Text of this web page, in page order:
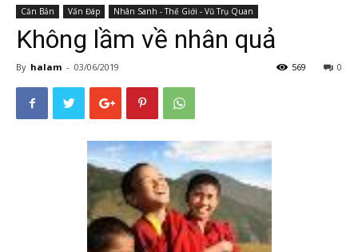
Căn Bản Vấn Đáp Nhân Sanh - Thế Giới - Vũ Trụ Quan
Không lầm về nhân quả
By halam - 03/06/2019 0
569